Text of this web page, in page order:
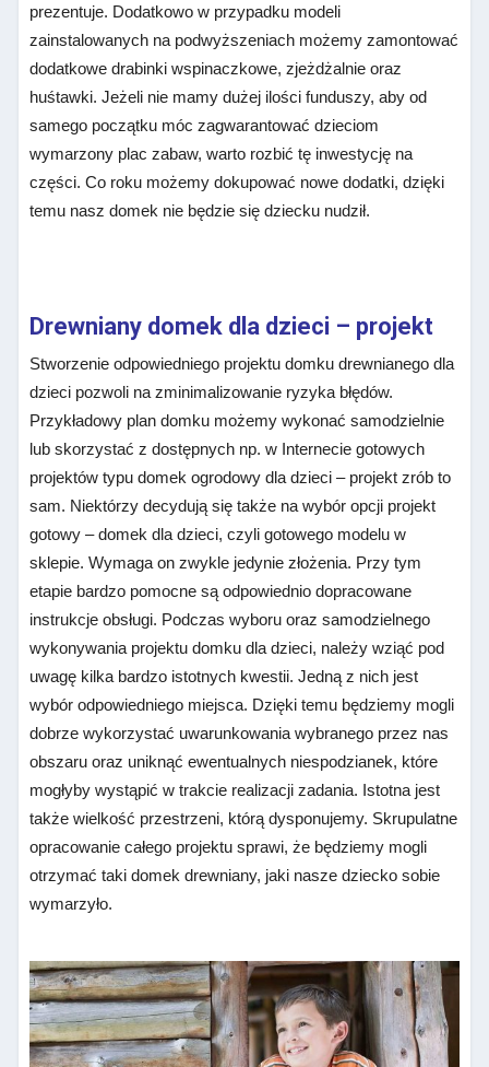
prezentuje. Dodatkowo w przypadku modeli
zainstalowanych na podwyższeniach możemy zamontować
dodatkowe drabinki wspinaczkowe, zjeżdżalnie oraz
huśtawki. Jeżeli nie mamy dużej ilości funduszy, aby od
samego początku móc zagwarantować dzieciom
wymarzony plac zabaw, warto rozbić tę inwestycję na
części. Co roku możemy dokupować nowe dodatki, dzięki
temu nasz domek nie będzie się dziecku nudził.
Drewniany domek dla dzieci – projekt
Stworzenie odpowiedniego projektu domku drewnianego dla
dzieci pozwoli na zminimalizowanie ryzyka błędów.
Przykładowy plan domku możemy wykonać samodzielnie
lub skorzystać z dostępnych np. w Internecie gotowych
projektów typu domek ogrodowy dla dzieci – projekt zrób to
sam. Niektórzy decydują się także na wybór opcji projekt
gotowy – domek dla dzieci, czyli gotowego modelu w
sklepie. Wymaga on zwykle jedynie złożenia. Przy tym
etapie bardzo pomocne są odpowiednio dopracowane
instrukcje obsługi. Podczas wyboru oraz samodzielnego
wykonywania projektu domku dla dzieci, należy wziąć pod
uwagę kilka bardzo istotnych kwestii. Jedną z nich jest
wybór odpowiedniego miejsca. Dzięki temu będziemy mogli
dobrze wykorzystać uwarunkowania wybranego przez nas
obszaru oraz uniknąć ewentualnych niespodzianek, które
mogłyby wystąpić w trakcie realizacji zadania. Istotna jest
także wielkość przestrzeni, którą dysponujemy. Skrupulatne
opracowanie całego projektu sprawi, że będziemy mogli
otrzymać taki domek drewniany, jaki nasze dziecko sobie
wymarzyło.